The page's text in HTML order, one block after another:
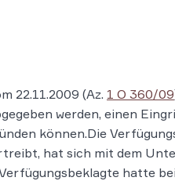
22.11.2009 (Az. 1 O 360/09
werden, einen
können.Die
hat sich mit dem
hatte